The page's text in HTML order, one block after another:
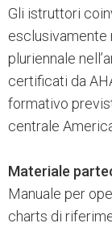
Gli istruttori
esclusivamente
pluriennale
certificati da
formativo
centrale
Materiale
Manuale per
charts di